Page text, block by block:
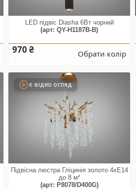
LED підвіс Diasha 6Вт чорний
(арт: QY-H1187B-B)
970 ₴ Обрати колір
є відео огляд
Підвісна люстра Гліцинія золото 4xE14
до 8 м²
(арт: P8078/D400G)